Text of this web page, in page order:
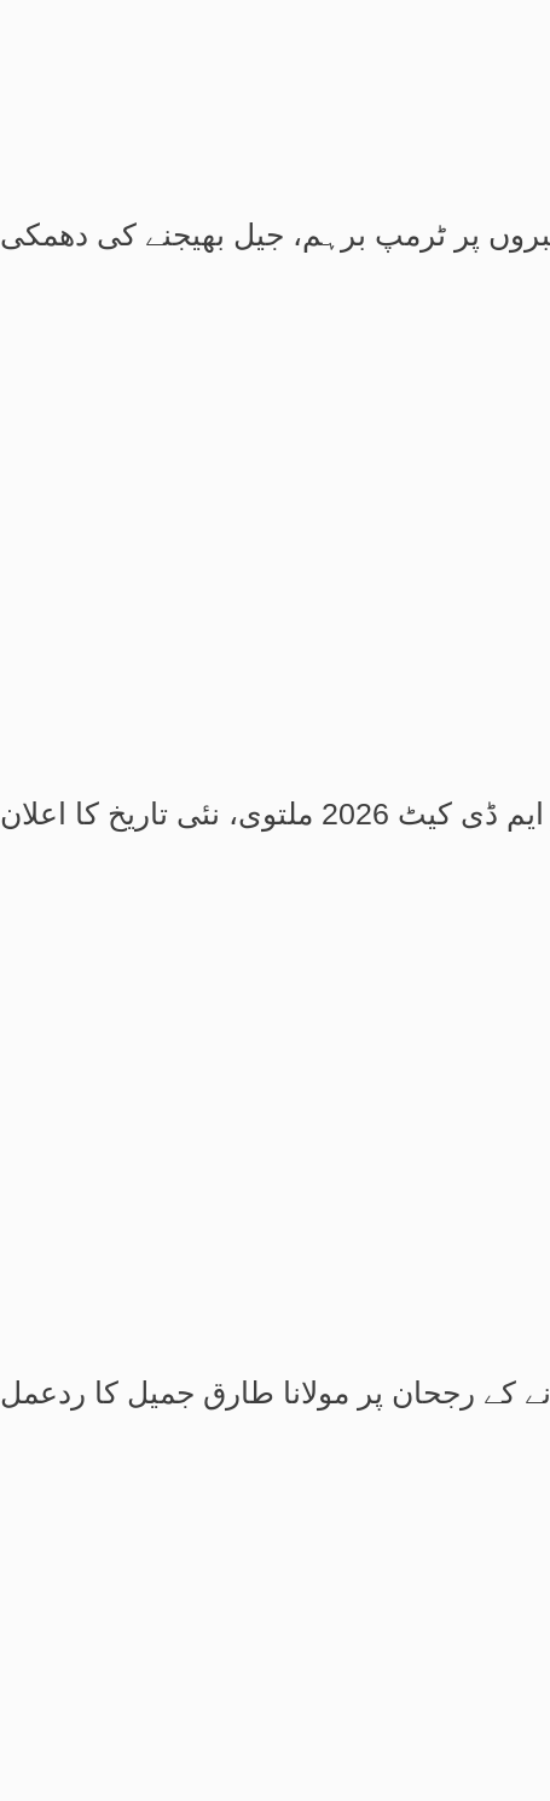
پر ٹرمپ برہم، جیل بھیجنے کی دھمکی
نئی تاریخ کا اعلان
کے رجحان پر مولانا طارق جمیل کا ردعمل